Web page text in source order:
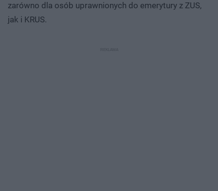
zarówno dla osób uprawnionych do emerytury z ZUS,
jak i KRUS.